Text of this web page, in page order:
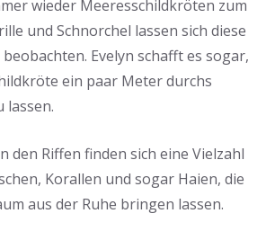
wieder Meeresschildkröten zum
und Schnorchel lassen sich diese
Evelyn schafft es sogar,
ein paar Meter durchs
lassen.
den Riffen finden sich eine Vielzahl
Korallen und sogar Haien, die
aus der Ruhe bringen lassen.